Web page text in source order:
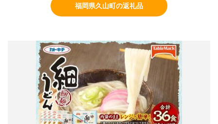
福岡県久山町の返礼品